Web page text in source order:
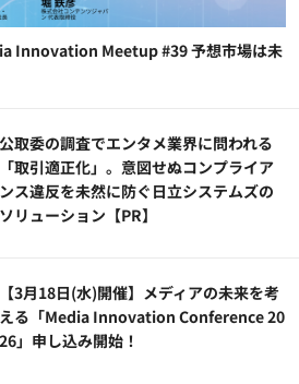
Innovation Meetup #39 予想市場は未
公​​取委の調査でエンタメ業界に問われる
「取引適正化」。意図せぬコンプライア
ンス違反を未然に防ぐ日立システムズの
ソリューション​【PR】
【3月18日(水)開催】メディアの未来を考
える「Media Innovation Conference 20
26」申し込み開始！